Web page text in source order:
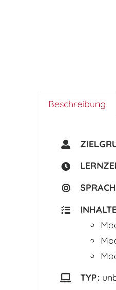
Beschreibung
TYP: